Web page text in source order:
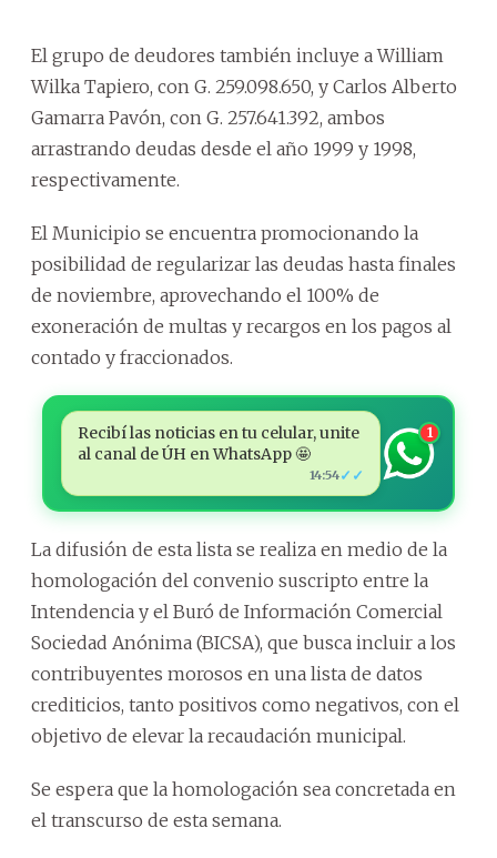
El grupo de deudores también incluye a William
Wilka Tapiero, con G. 259.098.650, y Carlos Alberto
Gamarra Pavón, con G. 257.641.392, ambos
arrastrando deudas desde el año 1999 y 1998,
respectivamente.
El Municipio se encuentra promocionando la
posibilidad de regularizar las deudas hasta finales
de noviembre, aprovechando el 100% de
exoneración de multas y recargos en los pagos al
contado y fraccionados.
Recibí las noticias en tu celular, unite
al canal de ÚH en WhatsApp 🤩
14:54✓✓
1
La difusión de esta lista se realiza en medio de la
homologación del convenio suscripto entre la
Intendencia y el Buró de Información Comercial
Sociedad Anónima (BICSA), que busca incluir a los
contribuyentes morosos en una lista de datos
crediticios, tanto positivos como negativos, con el
objetivo de elevar la recaudación municipal.
Se espera que la homologación sea concretada en
el transcurso de esta semana.